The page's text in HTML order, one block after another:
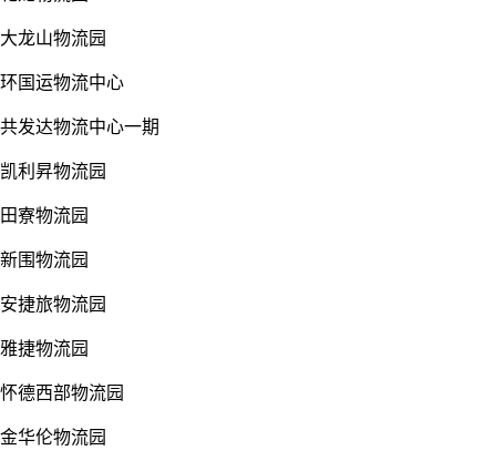
大龙山物流园
环国运物流中心
共发达物流中心一期
凯利昇物流园
田寮物流园
新围物流园
安捷旅物流园
雅捷物流园
怀德西部物流园
金华伦物流园